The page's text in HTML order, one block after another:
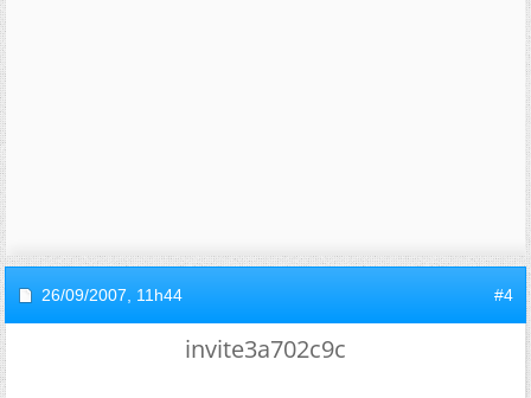
26/09/2007, 11h44 #4
invite3a702c9c